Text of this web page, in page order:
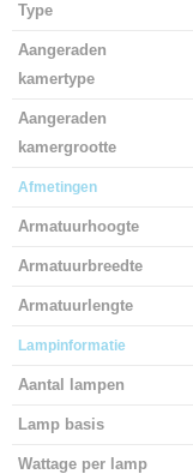
Type
Aangeraden
kamertype
Aangeraden
kamergrootte
Afmetingen
Armatuurhoogte
Armatuurbreedte
Armatuurlengte
Lampinformatie
Aantal lampen
Lamp basis
Wattage per lamp